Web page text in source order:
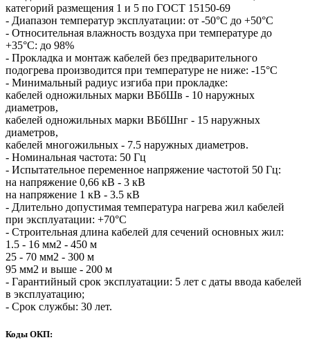
категорий размещения 1 и 5 по ГОСТ 15150-69
- Диапазон температур эксплуатации: от -50°С до +50°С
- Относительная влажность воздуха при температуре до
+35°С: до 98%
- Прокладка и монтаж кабелей без предварительного
подогрева производится при температуре не ниже: -15°С
- Минимальный радиус изгиба при прокладке:
кабелей одножильных марки ВБбШв - 10 наружных
диаметров,
кабелей одножильных марки ВБбШнг - 15 наружных
диаметров,
кабелей многожильных - 7.5 наружных диаметров.
- Номинальная частота: 50 Гц
- Испытательное переменное напряжение частотой 50 Гц:
на напряжение 0,66 кВ - 3 кВ
на напряжение 1 кВ - 3.5 кВ
- Длительно допустимая температура нагрева жил кабелей
при эксплуатации: +70°С
- Строительная длина кабелей для сечений основных жил:
1.5 - 16 мм2 - 450 м
25 - 70 мм2 - 300 м
95 мм2 и выше - 200 м
- Гарантийный срок эксплуатации: 5 лет с даты ввода кабелей
в эксплуатацию;
- Срок службы: 30 лет.
Коды ОКП: